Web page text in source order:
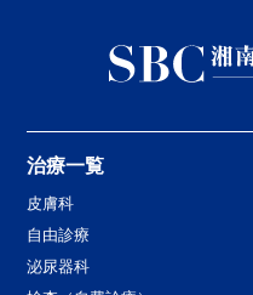
治療一覧
皮膚科
自由診療
泌尿器科